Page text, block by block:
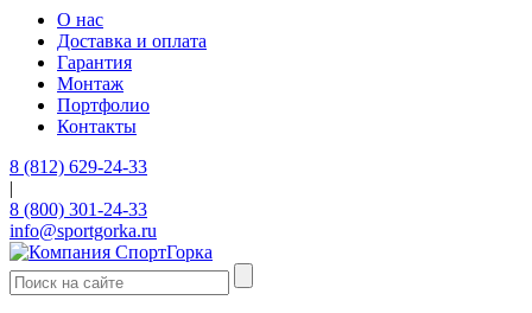
О нас
Доставка и оплата
Гарантия
Монтаж
Портфолио
Контакты
8 (812) 629-24-33
|
8 (800) 301-24-33
info@sportgorka.ru